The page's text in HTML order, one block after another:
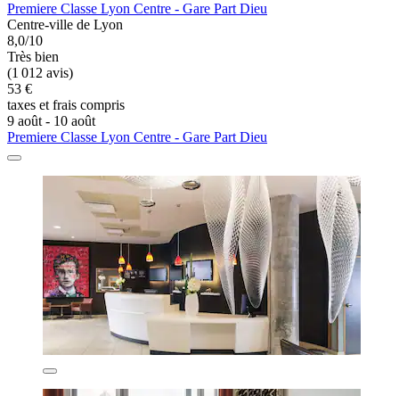
Premiere Classe Lyon Centre - Gare Part Dieu
Centre-ville de Lyon
8,0/10
Très bien
(1 012 avis)
53 €
taxes et frais compris
9 août - 10 août
Premiere Classe Lyon Centre - Gare Part Dieu